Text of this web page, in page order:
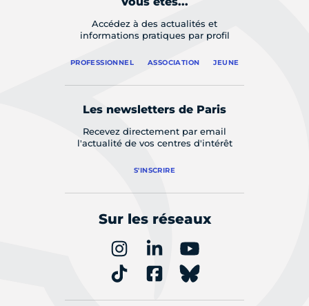
Accédez à des actualités et
informations pratiques par profil
PROFESSIONNEL ASSOCIATION JEUNE
Les newsletters de Paris
Recevez directement par email
l'actualité de vos centres d'intérêt
S'INSCRIRE
Sur les réseaux